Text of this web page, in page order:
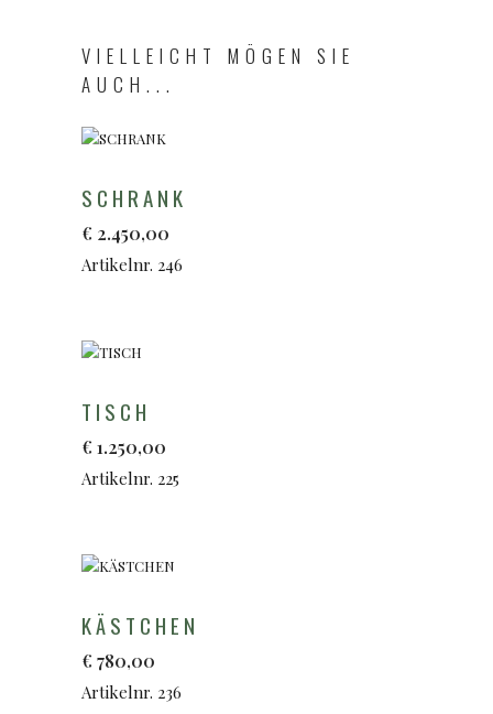
VIELLEICHT MÖGEN SIE
AUCH...
SCHRANK
€ 2.450,00
Artikelnr. 246
TISCH
€ 1.250,00
Artikelnr. 225
KÄSTCHEN
€ 780,00
Artikelnr. 236